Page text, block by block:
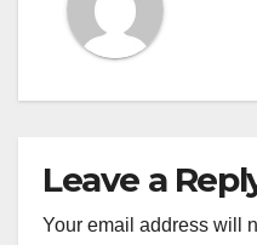
Leave a
Your email address will